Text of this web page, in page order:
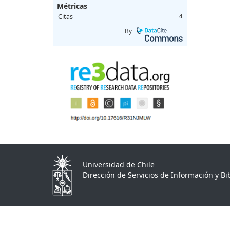
Métricas
Citas 4
By
Universidad de Chile
Dirección de Servicios de Información y